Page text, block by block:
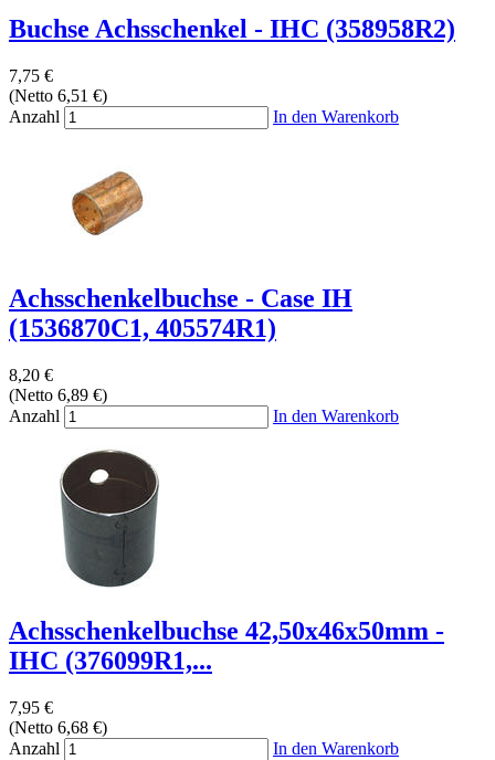
Buchse Achsschenkel - IHC (358958R2)
7,75 €
(Netto 6,51 €)
Anzahl
In den Warenkorb
Achsschenkelbuchse - Case IH
(1536870C1, 405574R1)
8,20 €
(Netto 6,89 €)
Anzahl
In den Warenkorb
Achsschenkelbuchse 42,50x46x50mm -
IHC (376099R1,...
7,95 €
(Netto 6,68 €)
Anzahl
In den Warenkorb